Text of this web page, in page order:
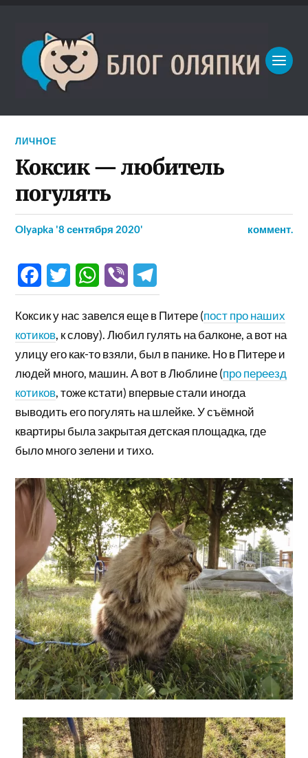
ЛИЧНОЕ
Коксик — любитель
погулять
Olyapka '8 сентября 2020' коммент.
FacebookTwitter WhatsApp
Viber
Коксик у нас завелся еще в Питере (пост про наших
котиков, к слову). Любил гулять на балконе, а вот на
улицу его как-то взяли, был в панике. Но в Питере и
людей много, машин. А вот в Люблине (про переезд
котиков, тоже кстати) впервые стали иногда
выводить его погулять на шлейке. У съёмной
квартиры была закрытая детская площадка, где
было много зелени и тихо.